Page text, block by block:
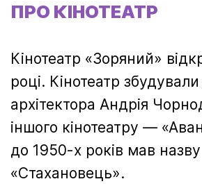
ПРО КІНОТЕАТР
Кінотеатр «Зоряний»
році. Кінотеатр
архітектора Андрія
іншого кінотеатру —
до 1950-х років мав назву
«Стахановець».